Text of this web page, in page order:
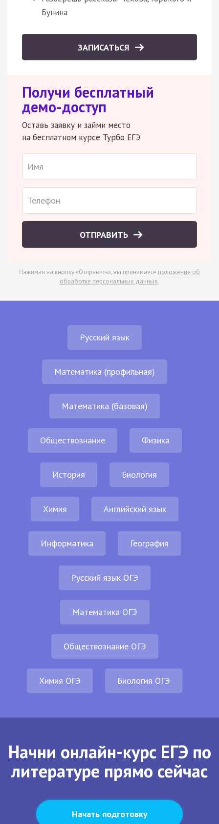
Бунина
ЗАПИСАТЬСЯ
Получи бесплатный
демо-доступ
Оставь заявку и займи место
на бесплатном курсе Турбо ЕГЭ
ОТПРАВИТЬ
Нажимая на кнопку «Отправить», вы принимаете положение об
обработке персональных данных.
Русский язык
Математика (профильная)
Математика (базовая)
Обществознание Физика
История Биология
Химия Английский язык
Информатика География
Русский язык ОГЭ
Математика ОГЭ
Обществознание ОГЭ
Химия ОГЭ Биология ОГЭ
Начни онлайн-курс ЕГЭ по
литературе прямо сейчас
Начать подготовку